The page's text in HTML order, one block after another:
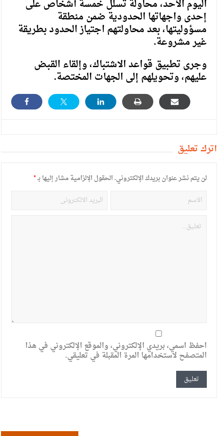
اليوم الأحد، محاولة تسلل خمسة أشخاص على
إحدى واجهاتها الحدودية ضمن منطقة
مسؤوليتها، بعد محاولتهم اجتياز الحدود بطريقة
غير مشروعة.
وجرى تطبيق قواعد الاشتباك، وإلقاء القبض
عليهم، وتحويلهم إلى الجهات المختصة.
أترك تعليق
لن يتم نشر عنوان بريدك الإلكتروني.الحقول الإلزامية مشار إليها بـ*
احفظ اسمي، بريدي الإلكتروني، والموقع الإلكتروني في هذا
المتصفح لاستخدامها المرة المقبلة في تعليقي.